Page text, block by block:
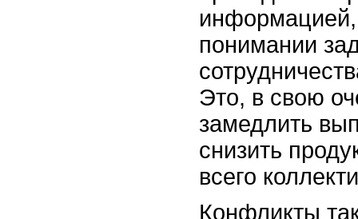
информацией,
понимании
Это, в свою
замедлить
снизить
всего
Конфликты